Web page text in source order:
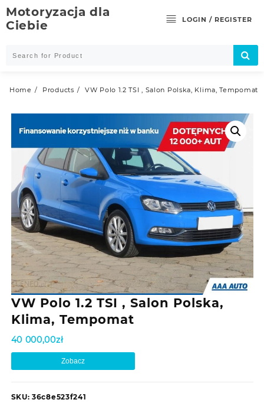
Skip
to
content
Motoryzacja dla
Ciebie
LOGIN / REGISTER
Home Products VW Polo 1.2 TSI , Salon Polska, Klima, Tempomat
VW Polo 1.2 TSI , Salon Polska,
Klima, Tempomat
40 000,00zł
Zobacz
SKU: 36c8e523f241